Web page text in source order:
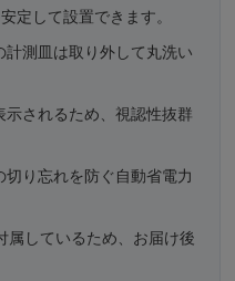
定して設置できます。
計測皿は取り外して丸洗い
示されるため、視認性抜群
切り忘れを防ぐ自動省電力
属しているため、お届け後